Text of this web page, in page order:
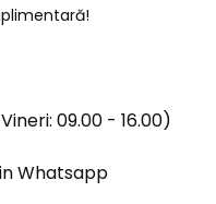
09.00 - 16.00)
Whatsapp